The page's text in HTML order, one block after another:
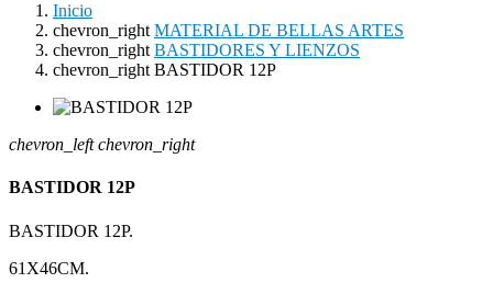
Inicio
chevron_right MATERIAL DE BELLAS ARTES
chevron_right BASTIDORES Y LIENZOS
chevron_right BASTIDOR 12P
chevron_left chevron_right
BASTIDOR 12P
BASTIDOR 12P.
61X46CM.